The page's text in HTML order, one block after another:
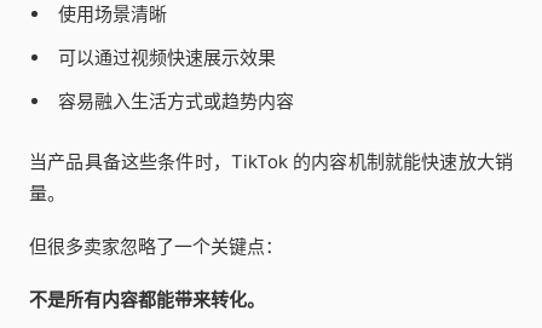
使用场景清晰
可以通过视频快速展示效果
容易融入生活方式或趋势内容
当产品具备这些条件时，TikTok 的内容机制就能快速放大销
量。
但很多卖家忽略了一个关键点：
不是所有内容都能带来转化。